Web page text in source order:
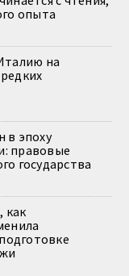
опыта
на
в эпоху
правовые
государства
как